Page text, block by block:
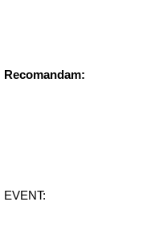
Recomandam:
EVENT: